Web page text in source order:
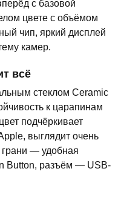
с базовой
цвете с объёмом
чип, яркий дисплей
камер.
всё
стеклом Ceramic
к царапинам
подчёркивает
выглядит очень
— удобная
Button, разъём — USB-